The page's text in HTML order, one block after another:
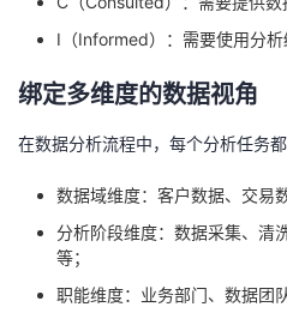
I（Informed）：需要使用分析
绑定多维度的数据视角
在数据分析流程中，每个分析任务
数据域维度：客户数据、交易
分析阶段维度：数据采集、清
等；
职能维度：业务部门、数据团